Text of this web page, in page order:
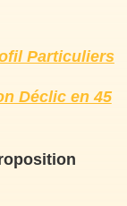
Particuliers
Déclic en 45